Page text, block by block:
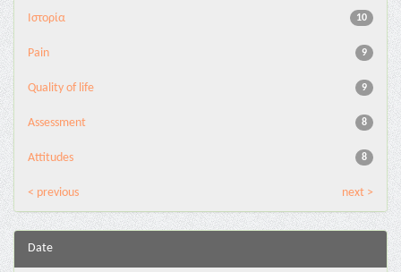
10
Ιστορία
9
Pain
9
Quality of life
8
Assessment
8
Attitudes
< previous next >
Date